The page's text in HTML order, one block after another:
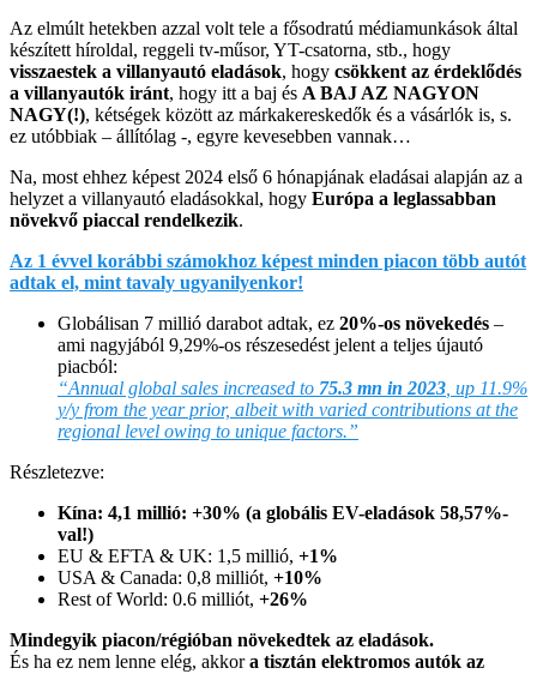
Az elmúlt hetekben azzal volt tele a fősodratú médiamunkások által
készített híroldal, reggeli tv-műsor, YT-csatorna, stb., hogy
visszaestek a villanyautó eladások, hogy csökkent az érdeklődés
a villanyautók iránt, hogy itt a baj és A BAJ AZ NAGYON
NAGY(!), kétségek között az márkakereskedők és a vásárlók is, s.
ez utóbbiak – állítólag -, egyre kevesebben vannak…
Na, most ehhez képest 2024 első 6 hónapjának eladásai alapján az a
helyzet a villanyautó eladásokkal, hogy Európa a leglassabban
növekvő piaccal rendelkezik.
Az 1 évvel korábbi számokhoz képest minden piacon több autót
adtak el, mint tavaly ugyanilyenkor!
Globálisan 7 millió darabot adtak, ez 20%-os növekedés –
ami nagyjából 9,29%-os részesedést jelent a teljes újautó
piacból:
“Annual global sales increased to 75.3 mn in 2023 , up 11.9%
y/y from the year prior, albeit with varied contributions at the
regional level owing to unique factors.”
Részletezve:
Kína: 4,1 millió: +30% (a globális EV-eladások 58,57%-
val!)
EU & EFTA & UK: 1,5 millió, +1%
USA & Canada: 0,8 milliót, +10%
Rest of World: 0.6 milliót, +26%
Mindegyik piacon/régióban növekedtek az eladások.
És ha ez nem lenne elég, akkora tisztán elektromos autók az